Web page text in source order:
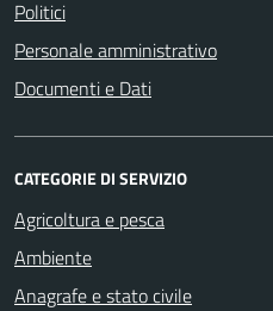
Politici
Personale amministrativo
Documenti e Dati
CATEGORIE DI SERVIZIO
Agricoltura e pesca
Ambiente
Anagrafe e stato civile